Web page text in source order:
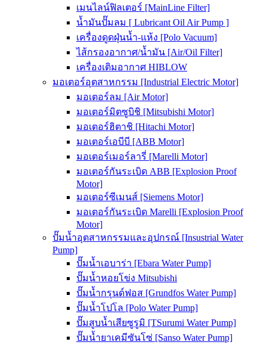
เมนไลน์ฟิลเตอร์ [MainLine Filter]
น้ำมันปั๊มลม [ Lubricant Oil Air Pump ]
เครื่องดูดฝุ่นน้ำ-แห้ง [Polo Vacuum]
ไส้กรองอากาศ/น้ำมัน [Air/Oil Filter]
เครื่องเติมอากาศ HIBLOW
มอเตอร์อุตสาหกรรม [Industrial Electric Motor]
มอเตอร์ลม [Air Motor]
มอเตอร์มิตซูบิชิ [Mitsubishi Motor]
มอเตอร์ฮิตาชิ [Hitachi Motor]
มอเตอร์เอบีบี [ABB Motor]
มอเตอร์เมอร์ลารี่ [Marelli Motor]
มอเตอร์กันระเบิด ABB [Explosion Proof
Motor]
มอเตอร์ซีเมนส์ [Siemens Motor]
มอเตอร์กันระเบิด Marelli [Explosion Proof
Motor]
ปั๊มน้ำอุตสาหกรรมและอุปกรณ์ [Insustrial Water
Pump]
ปั๊มน้ำเอบาร่า [Ebara Water Pump]
ปั๊มน้ำหอยโข่ง Mitsubishi
ปั๊มน้ำกรุนด์ฟอส [Grundfos Water Pump]
ปั๊มน้ำโปโล [Polo Water Pump]
ปั๊มสูบน้ำเสียซูรูมิ [TSurumi Water Pump]
ปั๊มน้ำยาเคมีซันโซ่ [Sanso Water Pump]